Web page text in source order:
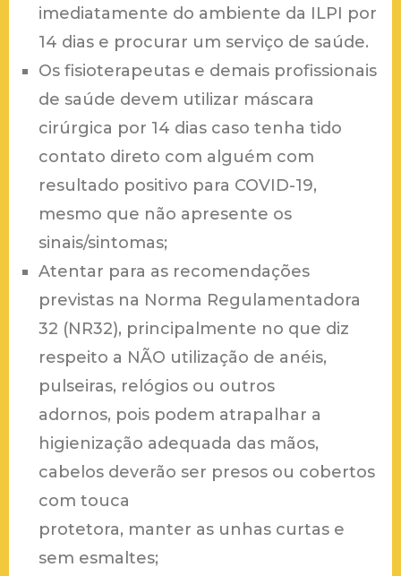
imediatamente do ambiente da ILPI por
14 dias e procurar um serviço de saúde.
Os fisioterapeutas e demais profissionais
de saúde devem utilizar máscara
cirúrgica por 14 dias caso tenha tido
contato direto com alguém com
resultado positivo para COVID-19,
mesmo que não apresente os
sinais/sintomas;
Atentar para as recomendações
previstas na Norma Regulamentadora
32 (NR32), principalmente no que diz
respeito a NÃO utilização de anéis,
pulseiras, relógios ou outros
adornos, pois podem atrapalhar a
higienização adequada das mãos,
cabelos deverão ser presos ou cobertos
com touca
protetora, manter as unhas curtas e
sem esmaltes;